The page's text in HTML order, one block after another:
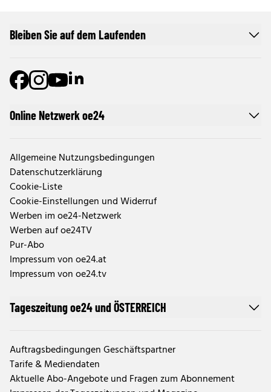
Online Netzwerk oe24
Allgemeine Nutzungsbedingungen
Datenschutzerklärung
Cookie-Liste
Cookie-Einstellungen und Widerruf
Werben im oe24-Netzwerk
Werben auf oe24TV
Pur-Abo
Impressum von oe24.at
Impressum von oe24.tv
Tageszeitung oe24 und ÖSTERREICH
Auftragsbedingungen Geschäftspartner
Tarife & Mediendaten
Aktuelle Abo-Angebote und Fragen zum Abonnement
Bleiben Sie auf dem Laufenden